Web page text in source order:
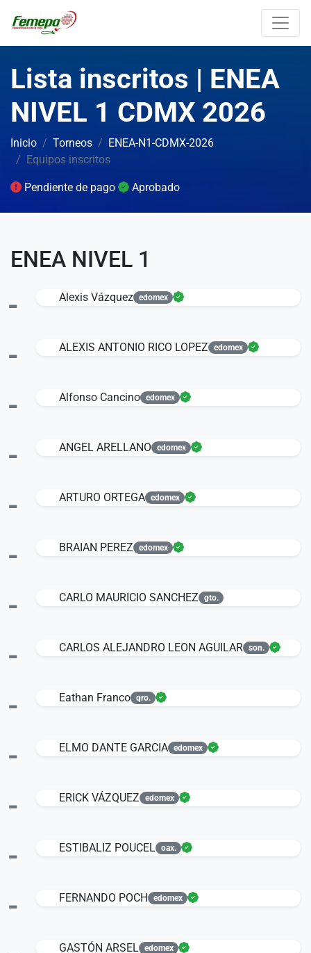
Lista inscritos | ENEA
NIVEL 1 CDMX 2026
Inicio Torneos
ENEA-N1-CDMX-2026
Equipos inscritos
Pendiente de pago Aprobado
ENEA NIVEL 1
- Alexis Vázquez edomex
- ALEXIS ANTONIO RICO LOPEZ edomex
- Alfonso Cancino edomex
- ANGEL ARELLANO edomex
- ARTURO ORTEGA edomex
- BRAIAN PEREZ edomex
- CARLO MAURICIO SANCHEZ gto.
- CARLOS ALEJANDRO LEON AGUILAR son.
- Eathan Franco qro.
- ELMO DANTE GARCIA edomex
- ERICK VÁZQUEZ edomex
- ESTIBALIZ POUCEL oax.
- FERNANDO POCH edomex
GASTÓN ARSEL edomex